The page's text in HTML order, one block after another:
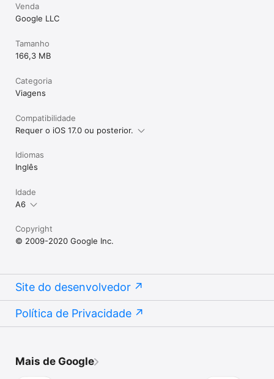
Venda
Google LLC
Tamanho
166,3 MB
Categoria
Viagens
Compatibilidade
Requer o iOS 17.0 ou posterior.
Idiomas
Inglês
Idade
A6
Copyright
© 2009-2020 Google Inc.
Site do desenvolvedor
Política de Privacidade
Mais de Google